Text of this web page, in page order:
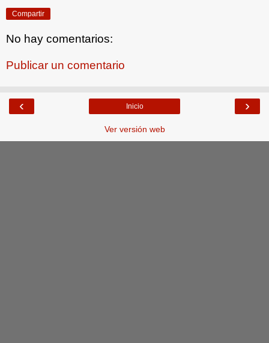
Compartir
No hay comentarios:
Publicar un comentario
‹ ›
Inicio
Ver versión web